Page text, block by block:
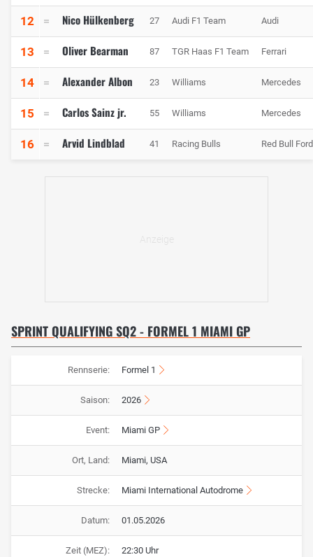
12 Nico Hülkenberg 27 Audi F1 Team Audi
13 Oliver Bearman 87 TGR Haas F1 Team Ferrari
14 Alexander Albon 23 Williams Mercedes
15 Carlos Sainz jr. 55 Williams Mercedes
16 Arvid Lindblad 41 Racing Bulls Red Bull
SPRINT QUALIFYING SQ2 - FORMEL 1 MIAMI GP
Rennserie: Formel 1
Saison: 2026
Event: Miami GP
Ort, Land: Miami, USA
Strecke: Miami International Autodrome
Datum: 01.05.2026
Zeit (MEZ): 22:30 Uhr